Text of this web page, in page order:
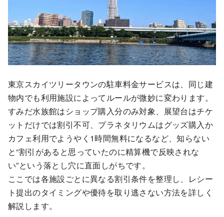
東京スカイツリータウンの駐車料金サービスは、同じ建
物内でも利用施設によってルールが微妙に変わります。
すみだ水族館はショップ購入分のみ対象、展望台はチケ
ットだけでは割引不可、プラネタリウムはグッズ購入か
カフェ利用でようやく1時間無料になるなど、知らない
と“割引があると思っていたのに精算機で反映されな
い”という落とし穴に直面しがちです。
ここでは各施設ごとに異なる割引条件を整理し、レシー
ト提出のタイミングや優待を取り逃さない方法を詳しく
解説します。